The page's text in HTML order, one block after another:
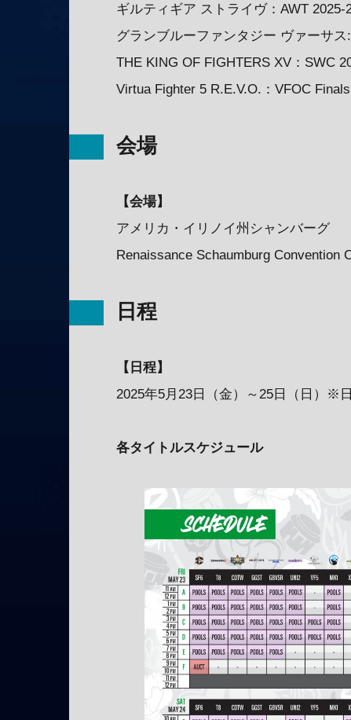
ギルティギア ストライヴ：AWT 2025-
グランブルーファンタジー ヴァーサ
THE KING OF FIGHTERS XV：SWC
Virtua Fighter 5 R.E.V.O.：VFOC Finals
会場
【会場】
アメリカ・イリノイ州シャンバーグ
Renaissance Schaumburg Convention
日程
【日程】
2025年5月23日（金）～25日（日）※
各タイトルスケジュール